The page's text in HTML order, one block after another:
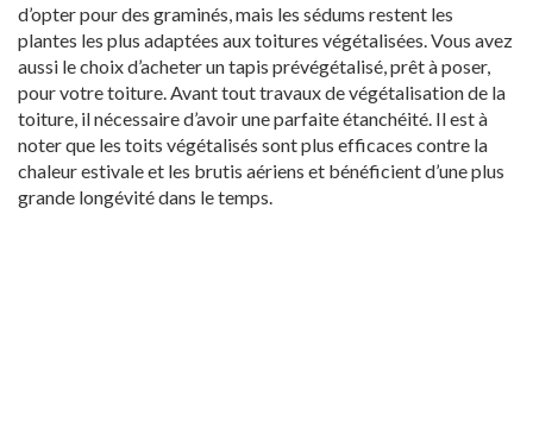
d’opter pour des graminés, mais les sédums restent les
plantes les plus adaptées aux toitures végétalisées. Vous avez
aussi le choix d’acheter un tapis prévégétalisé, prêt à poser,
pour votre toiture. Avant tout travaux de végétalisation de la
toiture, il nécessaire d’avoir une parfaite étanchéité. Il est à
noter que les toits végétalisés sont plus efficaces contre la
chaleur estivale et les brutis aériens et bénéficient d’une plus
grande longévité dans le temps.